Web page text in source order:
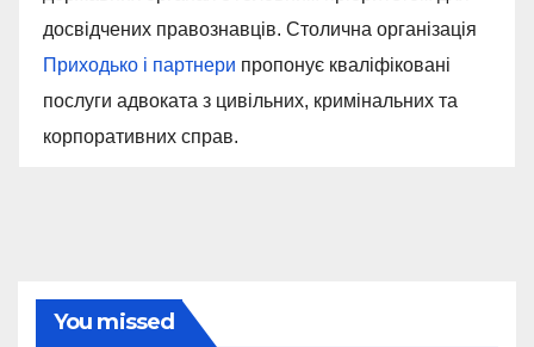
досвідчених правознавців. Столична організація
Приходько і партнери пропонує кваліфіковані
послуги адвоката з цивільних, кримінальних та
корпоративних справ.
You missed